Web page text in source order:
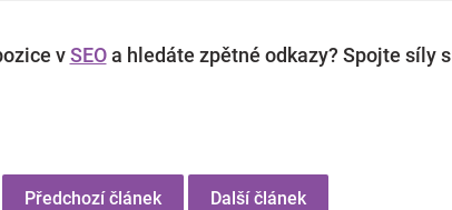
vSEOa hledáte zpětné odkazy? Spojte síly s
Předchozí článek Další článek